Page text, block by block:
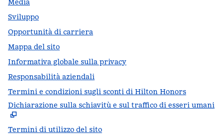
Media
Sviluppo
Opportunità di carriera
Mappa del sito
Informativa globale sulla privacy
Responsabilità aziendali
Termini e condizioni sugli sconti di Hilton Honors
Dichiarazione sulla schiavitù e sul traffico di esseri umani
Termini di utilizzo del sito